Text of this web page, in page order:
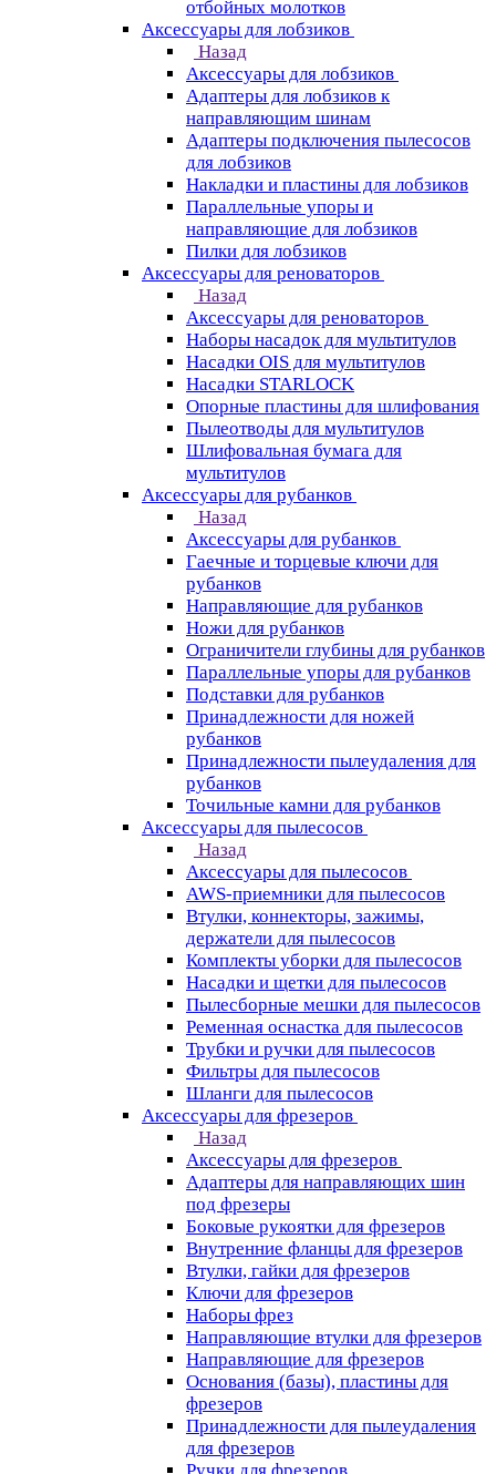
отбойных молотков
Аксессуары для лобзиков
Назад
Аксессуары для лобзиков
Адаптеры для лобзиков к
направляющим шинам
Адаптеры подключения пылесосов
для лобзиков
Накладки и пластины для лобзиков
Параллельные упоры и
направляющие для лобзиков
Пилки для лобзиков
Аксессуары для реноваторов
Назад
Аксессуары для реноваторов
Наборы насадок для мультитулов
Насадки OIS для мультитулов
Насадки STARLOCK
Опорные пластины для шлифования
Пылеотводы для мультитулов
Шлифовальная бумага для
мультитулов
Аксессуары для рубанков
Назад
Аксессуары для рубанков
Гаечные и торцевые ключи для
рубанков
Направляющие для рубанков
Ножи для рубанков
Ограничители глубины для рубанков
Параллельные упоры для рубанков
Подставки для рубанков
Принадлежности для ножей
рубанков
Принадлежности пылеудаления для
рубанков
Точильные камни для рубанков
Аксессуары для пылесосов
Назад
Аксессуары для пылесосов
AWS-приемники для пылесосов
Втулки, коннекторы, зажимы,
держатели для пылесосов
Комплекты уборки для пылесосов
Насадки и щетки для пылесосов
Пылесборные мешки для пылесосов
Ременная оснастка для пылесосов
Трубки и ручки для пылесосов
Фильтры для пылесосов
Шланги для пылесосов
Аксессуары для фрезеров
Назад
Аксессуары для фрезеров
Адаптеры для направляющих шин
под фрезеры
Боковые рукоятки для фрезеров
Внутренние фланцы для фрезеров
Втулки, гайки для фрезеров
Ключи для фрезеров
Наборы фрез
Направляющие втулки для фрезеров
Направляющие для фрезеров
Основания (базы), пластины для
фрезеров
Принадлежности для пылеудаления
для фрезеров